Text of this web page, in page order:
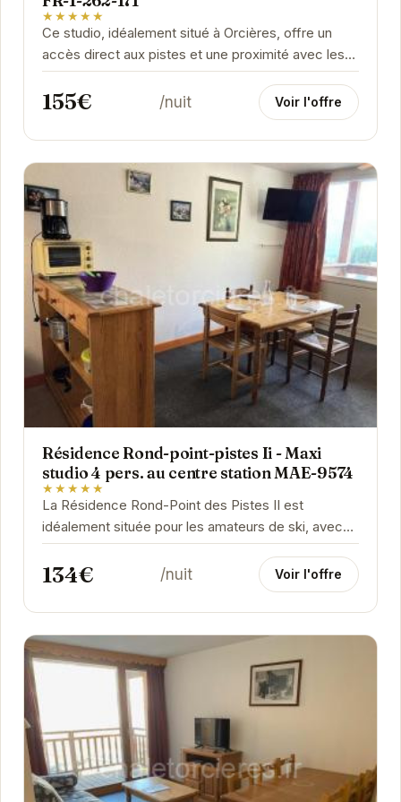
★★★★★
Ce studio, idéalement situé à Orcières, offre un
accès direct aux pistes et une proximité avec les
commerces et activités sportives. Son...
155€ /nuit Voir l'offre
Résidence Rond-point-pistes Ii - Maxi
studio 4 pers. au centre station MAE-9574
★★★★★
La Résidence Rond-Point des Pistes II est
idéalement située pour les amateurs de ski, avec
un accès direct aux pistes. Le studio est bien...
134€ /nuit Voir l'offre